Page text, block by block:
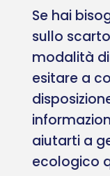
Se hai
sullo
modalità
esitare a
aiutarti a
ecologico